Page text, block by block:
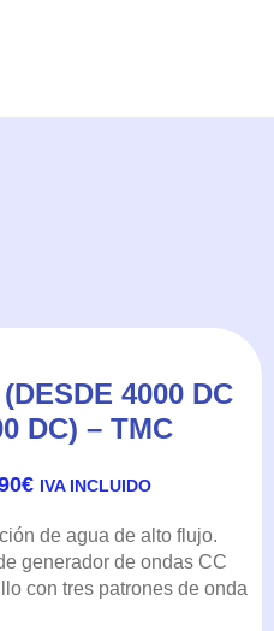
4000 DC
DC) – TMC
€DE
DESDE
145,20€
HASTA
IVA INCLUIDO
de agua de alto flujo.
generador de ondas CC
con tres patrones de onda